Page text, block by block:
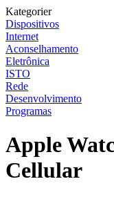
Kategorier
Dispositivos
Internet
Aconselhamento
Eletrônica
ISTO
Rede
Desenvolvimento
Programas
Apple
Cellular